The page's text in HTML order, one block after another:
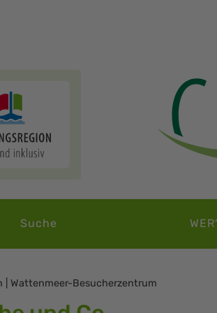
Suche
| Wattenmeer-Besucherzentrum